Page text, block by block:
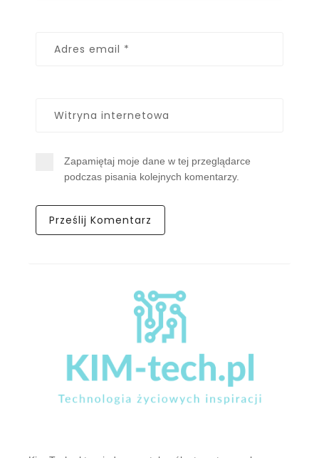
Zapamiętaj moje dane w tej przeglądarce
podczas pisania kolejnych komentarzy.